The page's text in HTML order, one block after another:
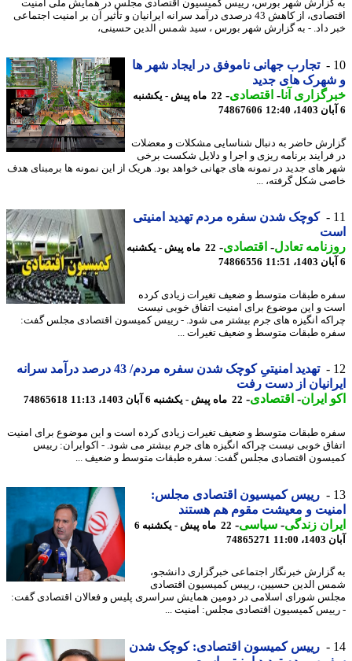
شهر بورس، رییس کمیسیون اقتصادی مجلس در همایش ملی امنیت
اقتصادی، از کاهش 43 درصدی درآمد سرانه ایرانیان و تأثیر آن بر امنیت اجتماعی
داد. - به گزارش شهر بورس ، سید شمس الدین حسینی،
تجارب جهانی ناموفق در ایجاد شهر ها
های جدید
آنا- اقتصادی-
22 ماه پیش - یکشنبه
74867606
حاضر به دنبال شناسایی مشکلات و معضلات
برنامه ریزی و اجرا و دلایل شکست برخی
های جدید در نمونه های جهانی خواهد بود. هریک از این نمونه ها برمبنای هدف
شکل گرفته، ...
کوچک شدن سفره مردم تهدید امنیتی
تعادل-اقتصادی-
22 ماه پیش - یکشنبه
74866556
طبقات متوسط و ضعیف تغیرات زیادی کرده
و این موضوع برای امنیت اتفاق خوبی نیست
انگیزه های جرم بیشتر می شود. - رییس کمیسون اقتصادی مجلس گفت:
طبقات متوسط و ضعیف تغیرات ...
تهدید امنیتیِ کوچک شدن سفره مردم/ 43 درصد درآمد سرانه
از دست رفت
ایران- اقتصادی-22 ماه پیش - یکشنبه 6 آبان 1403، 11:13 74865618
طبقات متوسط و ضعیف تغیرات زیادی کرده است و این موضوع برای امنیت
خوبی نیست چراکه انگیزه های جرم بیشتر می شود. - اکوایران: رییس
اقتصادی مجلس گفت: سفره طبقات متوسط و ضعیف ...
رییس کمیسیون اقتصادی مجلس:
و معیشت مقوم هم هستند
زندگی-سیاسی-
22 ماه پیش - یکشنبه 6
74865271
خبرنگار اجتماعی خبرگزاری دانشجو،
الدین حسیین، رییس کمیسیون اقتصادی
شورای اسلامی در دومین همایش سراسری پلیس و فعالان اقتصادی گفت:
کمیسیون اقتصادی مجلس: امنیت ...
رییس کمیسون اقتصادی: کوچک شدن